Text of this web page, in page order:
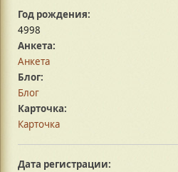
Год рождения:
4998
Анкета:
Анкета
Блог:
Блог
Карточка:
Карточка
Дата регистрации: